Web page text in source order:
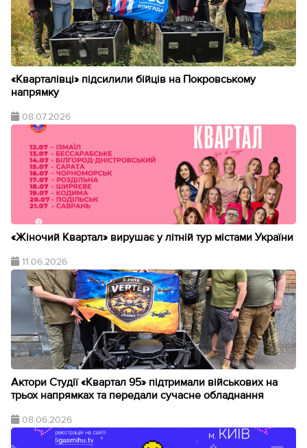
«Кварталівці» підсилили бійців на Покровському
напрямку
08.07.2026
«Жіночий Квартал» вирушає у літній тур містами України
11.06.2026
Актори Студії «Квартал 95» підтримали військових на
трьох напрямках та передали сучасне обладнання
08.06.2026